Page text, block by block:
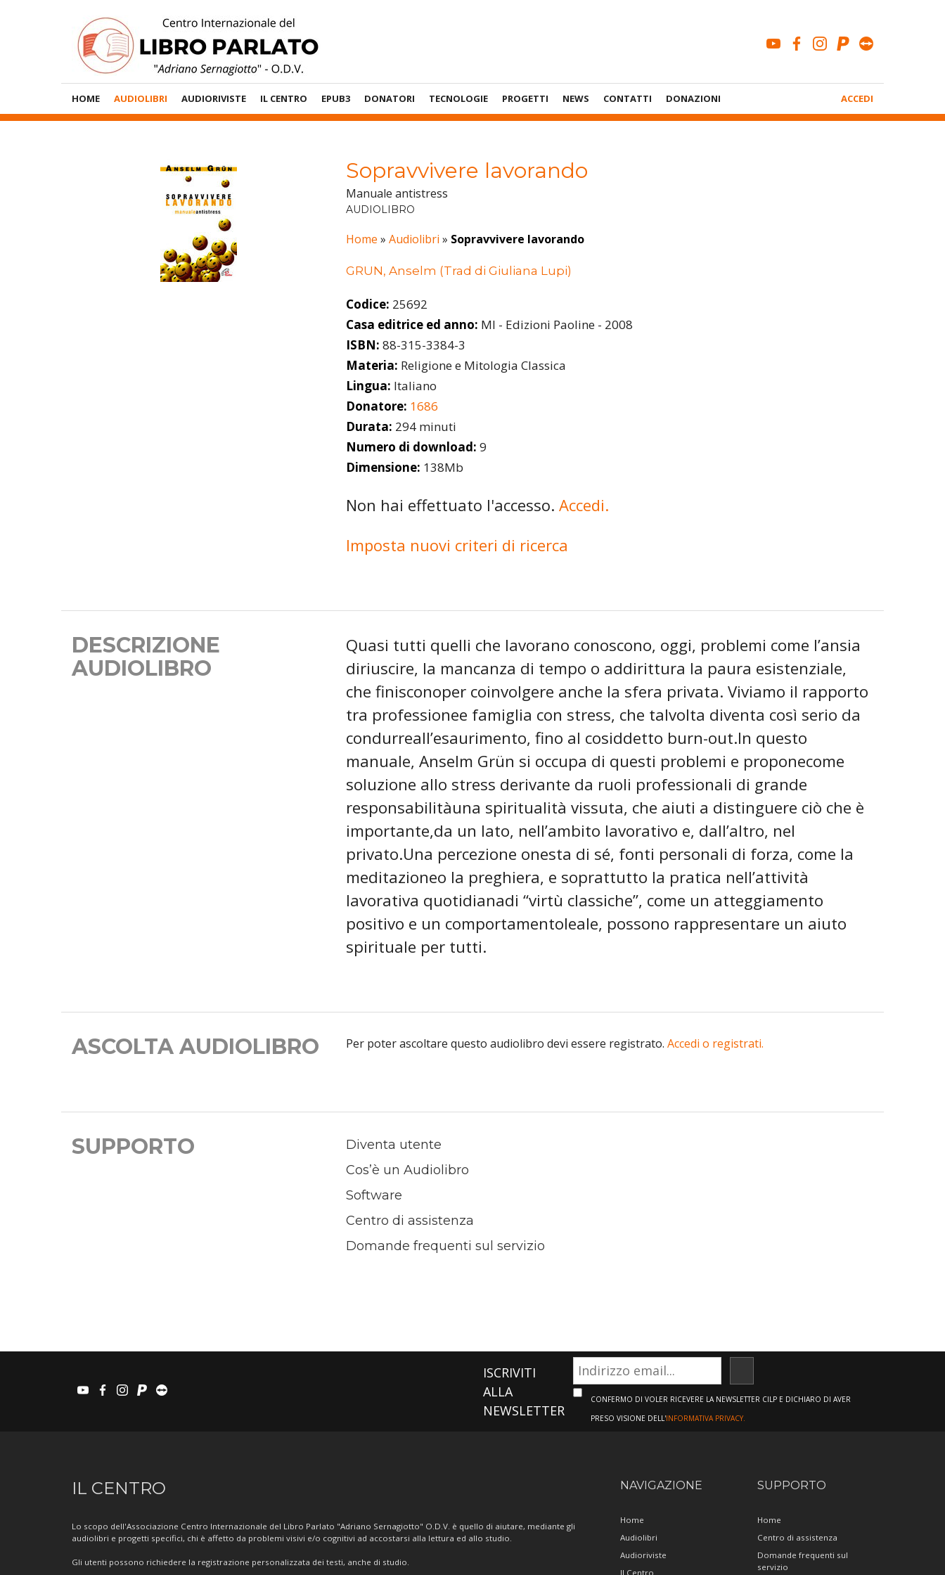
youtubefacebook
instagram
paypal
Menù
Principale
HOME AUDIOLIBRI AUDIORIVISTE IL CENTRO EPUB3 DONATORI TECNOLOGIE PROGETTI NEWS CONTATTI DONAZIONI
Account
ACCEDI
Sopravvivere lavorando
Manuale antistress
AUDIOLIBRO
Home » Audiolibri » Sopravvivere lavorando
GRUN, Anselm (Trad di Giuliana Lupi)
Codice: 25692
Casa editrice ed anno: MI - Edizioni Paoline - 2008
ISBN: 88-315-3384-3
Materia: Religione e Mitologia Classica
Lingua: Italiano
Donatore: 1686
Durata: 294 minuti
Numero di download: 9
Dimensione: 138Mb
Non hai effettuato l'accesso. Accedi.
Imposta nuovi criteri di ricerca
DESCRIZIONE
AUDIOLIBRO
Quasi tutti quelli che lavorano conoscono, oggi, problemi come l’ansia
diriuscire, la mancanza di tempo o addirittura la paura esistenziale,
che finisconoper coinvolgere anche la sfera privata. Viviamo il rapporto
tra professionee famiglia con stress, che talvolta diventa così serio da
condurreall’esaurimento, fino al cosiddetto burn-out.In questo
manuale, Anselm Grün si occupa di questi problemi e proponecome
soluzione allo stress derivante da ruoli professionali di grande
responsabilitàuna spiritualità vissuta, che aiuti a distinguere ciò che è
importante,da un lato, nell’ambito lavorativo e, dall’altro, nel
privato.Una percezione onesta di sé, fonti personali di forza, come la
meditazioneo la preghiera, e soprattutto la pratica nell’attività
lavorativa quotidianadi “virtù classiche”, come un atteggiamento
positivo e un comportamentoleale, possono rappresentare un aiuto
spirituale per tutti.
ASCOLTA AUDIOLIBRO Per poter ascoltare questo audiolibro devi essere registrato. Accedi o registrati.
SUPPORTO
Diventa utente
Cos’è un Audiolibro
Software
Centro di assistenza
Domande frequenti sul servizio
youtubefacebook
instagram
paypalteamviewer
ISCRIVITI
ALLA
NEWSLETTER
CONFERMO DI VOLER RICEVERE LA NEWSLETTER CILP E DICHIARO DI AVER
PRESO VISIONE DELL'INFORMATIVA PRIVACY.
Informazioni
IL CENTRO
Lo scopo dell'Associazione Centro Internazionale del Libro Parlato "Adriano Sernagiotto" O.D.V. è quello di aiutare, mediante gli
audiolibri e progetti specifici, chi è affetto da problemi visivi e/o cognitivi ad accostarsi alla lettura ed allo studio.
Gli utenti possono richiedere la registrazione personalizzata dei testi, anche di studio.
NAVIGAZIONE
Home
Audiolibri
Audioriviste
Il Centro
SUPPORTO
Home
Centro di assistenza
Domande frequenti sul
servizio